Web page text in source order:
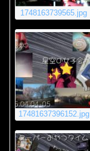
1748163739565.jpg
17481637396152.jpg